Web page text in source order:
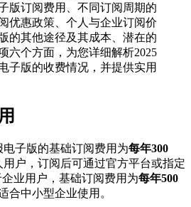
版订阅费用、不同订阅周期的
优惠政策、个人与企业订阅价
的其他途径及其成本、潜在的
六个方面，为您详细解析2025
子版的收费情况，并提供实用
电子版的基础订阅费用为每年300
户，订阅后可通过官方平台或指定
业用户，基础订阅费用为每年500
合中小型企业使用。